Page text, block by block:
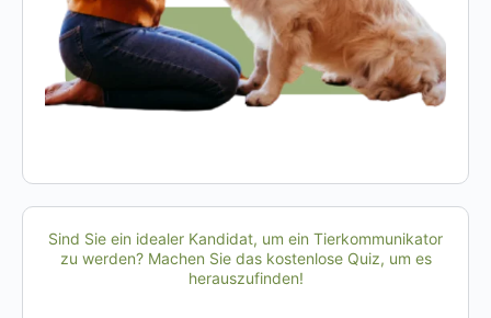
Sind Sie ein idealer Kandidat, um ein Tierkommunikator
zu werden? Machen Sie das kostenlose Quiz, um es
herauszufinden!